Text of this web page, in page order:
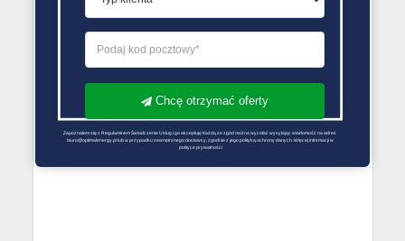
Chcę otrzymać oferty
Zapoznałem się z Regulaminem Świadczenie Usług i go akceptuję Każdą ze zgód można wycofać wysyłając wiadomość na adres
biuro@optimalenergy.pl lub w przypadku zewnętrznego dostawcy, zgodnie z jego polityką ochrony danych. Więcej informacji w
polityce prywatności